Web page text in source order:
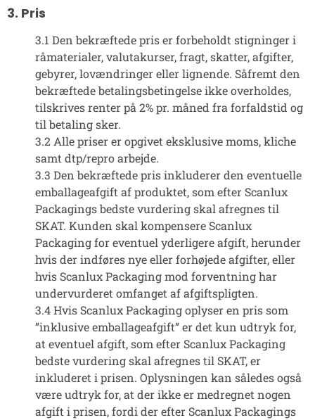
3. Pris
3.1 Den bekræftede pris er forbeholdt stigninger i
råmaterialer, valutakurser, fragt, skatter, afgifter,
gebyrer, lovændringer eller lignende. Såfremt den
bekræftede betalingsbetingelse ikke overholdes,
tilskrives renter på 2% pr. måned fra forfaldstid og
til betaling sker.
3.2 Alle priser er opgivet eksklusive moms, kliche
samt dtp/repro arbejde.
3.3 Den bekræftede pris inkluderer den eventuelle
emballageafgift af produktet, som efter Scanlux
Packagings bedste vurdering skal afregnes til
SKAT. Kunden skal kompensere Scanlux
Packaging for eventuel yderligere afgift, herunder
hvis der indføres nye eller forhøjede afgifter, eller
hvis Scanlux Packaging mod forventning har
undervurderet omfanget af afgiftspligten.
3.4 Hvis Scanlux Packaging oplyser en pris som
”inklusive emballageafgift” er det kun udtryk for,
at eventuel afgift, som efter Scanlux Packaging
bedste vurdering skal afregnes til SKAT, er
inkluderet i prisen. Oplysningen kan således også
være udtryk for, at der ikke er medregnet nogen
afgift i prisen, fordi der efter Scanlux Packagings